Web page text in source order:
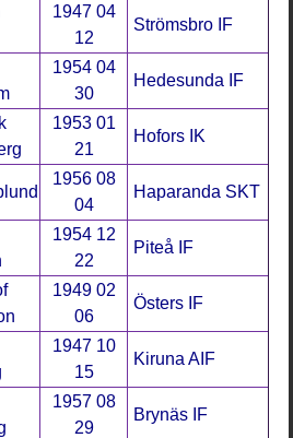
1947 04
12
Strömsbro IF
1954 04
30
Hedesunda IF
1953 01
21
Hofors IK
1956 08
04
Haparanda SKT
1954 12
22
Piteå IF
1949 02
06
Östers IF
1947 10
15
Kiruna AIF
1957 08
29
Brynäs IF